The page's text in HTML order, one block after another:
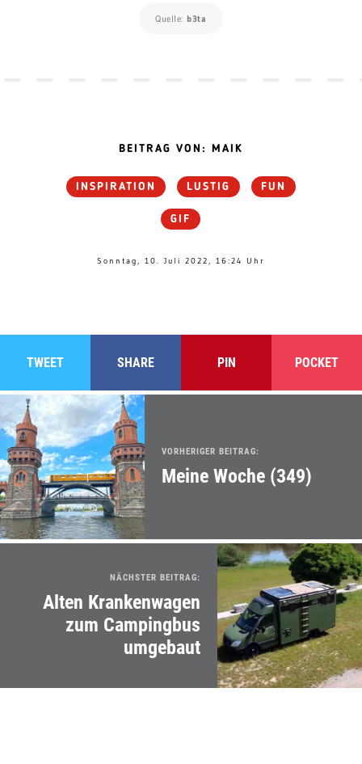
Quelle: b3ta
BEITRAG VON: MAIK
INSPIRATION LUSTIG FUN
GIF
Sonntag, 10. Juli 2022, 16:24 Uhr
TWEET SHARE PIN POCKET
VORHERIGER BEITRAG:
Meine Woche (349)
NÄCHSTER BEITRAG:
Alten Krankenwagen
zum Campingbus
umgebaut